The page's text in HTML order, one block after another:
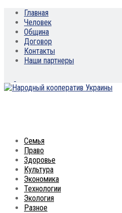
Главная
Человек
Община
Договор
Контакты
Наши партнеры
Семья
Право
Здоровье
Культура
Экономика
Технологии
Экология
Разное